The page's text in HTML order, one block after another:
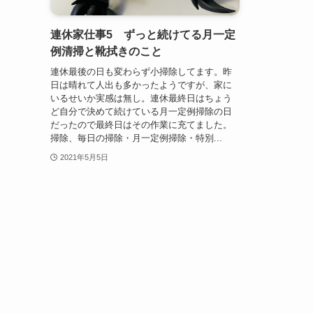
連休家仕事5 ずっと続けてる月一定
例清掃と靴拭きのこと
連休最後の日も変わらず小掃除してます。昨
日は晴れて人出も多かったようですが、家に
いるせいか実感は無し。連休最終日はちょう
ど自分で決めて続けている月一定例掃除の日
だったので最終日はその作業に充てました。
掃除、毎日の掃除・月一定例掃除・特別...
2021年5月5日